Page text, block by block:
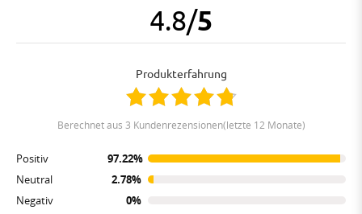
4.8/5
Produkterfahrung
berechnet aus 3 Kundenrezensionen(letzte 12 Monate)
Positiv
97.22%
Neutral
2.78%
Negativ
0%